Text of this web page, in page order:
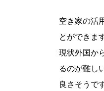
空き家の活
とができま
現状外国か
るのが難し
良さそうで